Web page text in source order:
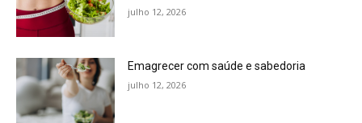
julho 12, 2026
Emagrecer com saúde e sabedoria
julho 12, 2026